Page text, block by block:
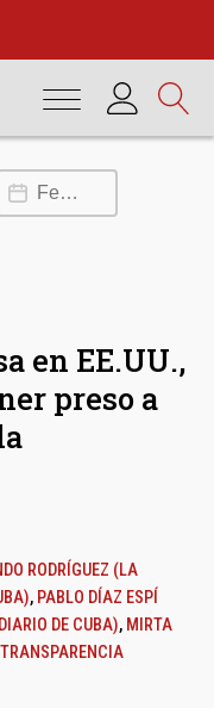
Fecha de publicación
en EE.UU.,
preso a
RODRÍGUEZ (LA
, PABLO DÍAZ ESPÍ
DE CUBA), MIRTA
TRANSPARENCIA